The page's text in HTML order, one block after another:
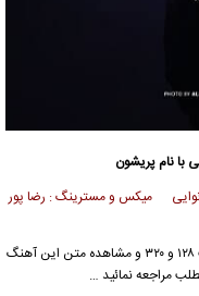
با نام پریشون
نوایی میکس و مسترینگ : رضا پور
با کیفیت ۱۲۸ و ۳۲۰ و مشاهده متن این آهنگ
مراجعه نمائید …